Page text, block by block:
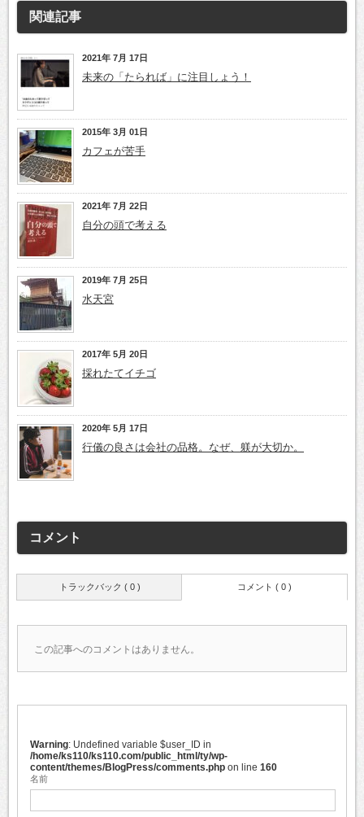
関連記事
2021年 7月 17日
未来の「たられば」に注目しょう！
2015年 3月 01日
カフェが苦手
2021年 7月 22日
自分の頭で考える
2019年 7月 25日
水天宮
2017年 5月 20日
採れたてイチゴ
2020年 5月 17日
行儀の良さは会社の品格。なぜ、躾が大切か。
コメント
トラックバック ( 0 ) コメント ( 0 )
この記事へのコメントはありません。
Warning : Undefined variable $user_ID in
/home/ks110/ks110.com/public_html/ty/wp-
content/themes/BlogPress/comments.php on line 160
名前